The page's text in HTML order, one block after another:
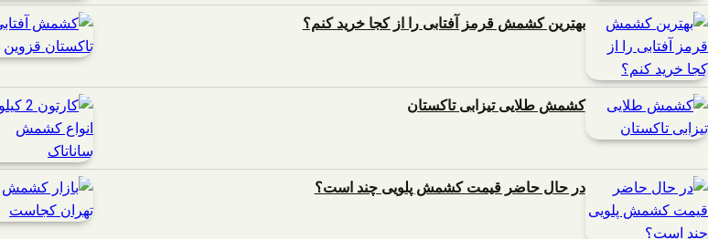
بهترین کشمش قرمز آفتابی را از کجا خرید کنم؟
کشمش طلایی تیزابی تاکستان
در حال حاضر قیمت کشمش پلویی چند است؟